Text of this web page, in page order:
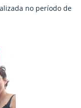
no período de